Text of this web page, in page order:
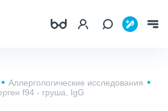
Аллергологические исследования
f94 - груша, IgG